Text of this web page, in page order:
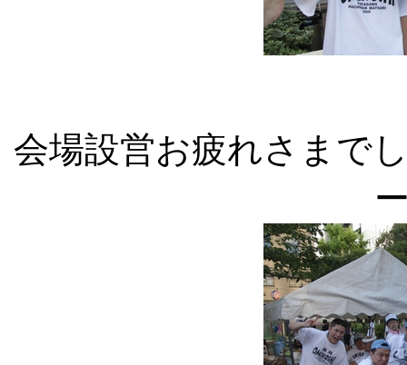
会場設営お疲れさまで